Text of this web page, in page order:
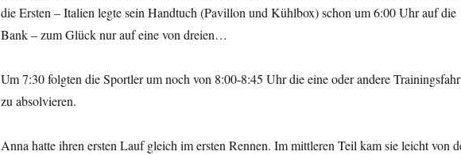
die Ersten – Italien legte sein Handtuch (Pavillon und Kühlbox) schon um 6:00 Uhr auf die
Bank – zum Glück nur auf eine von dreien…
Um 7:30 folgten die Sportler um noch von 8:00-8:45 Uhr die eine oder andere
zu absolvieren.
Anna hatte ihren ersten Lauf gleich im ersten Rennen. Im mittleren Teil kam sie leicht von